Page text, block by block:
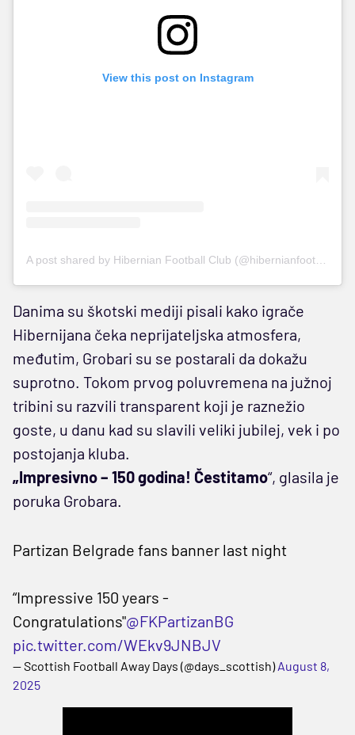
View this post on Instagram
Danima su škotski mediji pisali kako igrače
Hibernijana čeka neprijateljska atmosfera,
međutim, Grobari su se postarali da dokažu
suprotno. Tokom prvog poluvremena na južnoj
tribini su razvili transparent koji je raznežio
goste, u danu kad su slavili veliki jubilej, vek i po
postojanja kluba.
„Impresivno – 150 godina! Čestitamo“, glasila je
poruka Grobara.
Partizan Belgrade fans banner last night
“Impressive 150 years -
Congratulations"@FKPartizanBG
pic.twitter.com/WEkv9JNBJV
— Scottish Football Away Days (@days_scottish)August 8,
2025